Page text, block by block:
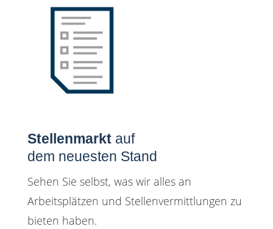
Stellenmarktauf
dem neuesten Stand
Sehen Sie selbst, was wir alles an
Arbeitsplätzen und Stellenvermittlungen zu
bieten haben.